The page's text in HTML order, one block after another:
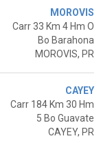
MOROVIS
Carr 33 Km 4 Hm O
Bo Barahona
MOROVIS, PR
CAYEY
Carr 184 Km 30 Hm
5 Bo Guavate
CAYEY, PR